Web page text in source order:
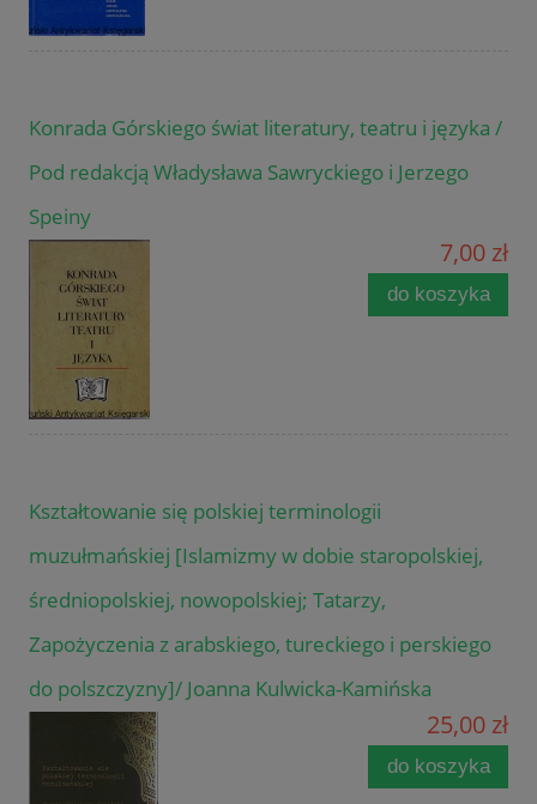
Konrada Górskiego świat literatury, teatru i języka /
Pod redakcją Władysława Sawryckiego i Jerzego
Speiny
7,00 zł
do koszyka
Kształtowanie się polskiej terminologii
muzułmańskiej [Islamizmy w dobie staropolskiej,
średniopolskiej, nowopolskiej; Tatarzy,
Zapożyczenia z arabskiego, tureckiego i perskiego
do polszczyzny]/ Joanna Kulwicka-Kamińska
25,00 zł
do koszyka